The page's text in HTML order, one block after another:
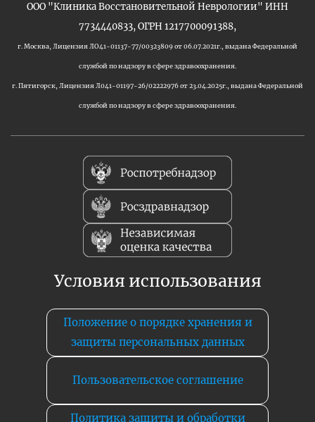
ООО "Клиника Восстановительной Неврологии" ИНН
7734440833, ОГРН 1217700091388,
г. Москва, Лицензия ЛО41-01137-77/00323809 от 06.07.2021г., выдана Федеральной
службой по надзору в сфере здравоохранения.
г. Пятигорск, Лицензия Л041-01197-26/02222976 от 23.04.2025г., выдана Федеральной
службой по надзору в сфере здравоохранения.
Условия использования
Положение о порядке хранения и
защиты персональных данных
Пользовательское соглашение
Политика защиты и обработки